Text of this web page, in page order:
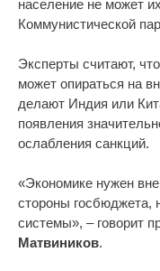
население не может
Коммунистической
Эксперты считают,
может опираться на
делают Индия или
появления
ослабления санкций.
«Экономике нужен
стороны госбюджета,
системы», – говорит
Матвиников.